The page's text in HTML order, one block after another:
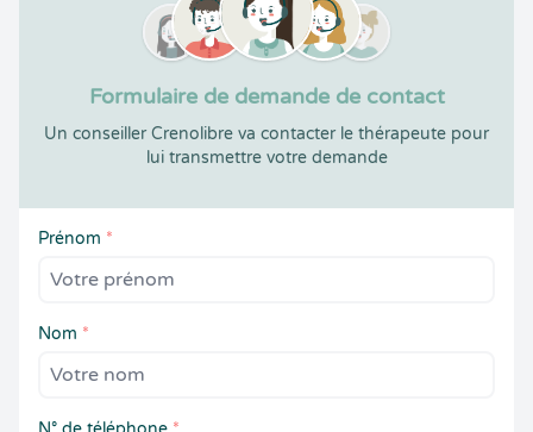
Formulaire de demande de contact
Un conseiller Crenolibre va contacter le thérapeute pour
lui transmettre votre demande
Prénom *
Nom *